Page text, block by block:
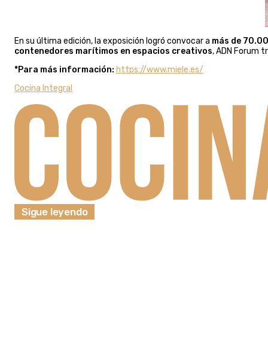
En su última edición, la exposición logró convocar a más de
contenedores marítimos en espacios creativos, ADN Forum
*Para más información: https://www.miele.es/
Cocina Integral
Sigue leyendo